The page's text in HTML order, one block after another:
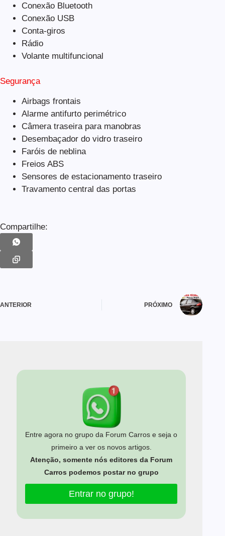
Conexão Bluetooth
Conexão USB
Conta-giros
Rádio
Volante multifuncional
Segurança
Airbags frontais
Alarme antifurto perimétrico
Câmera traseira para manobras
Desembaçador do vidro traseiro
Faróis de neblina
Freios ABS
Sensores de estacionamento traseiro
Travamento central das portas
Compartilhe:
ANTERIOR PRÓXIMO
Entre agora no grupo da Forum Carros e seja o
primeiro a ver os novos artigos.
Atenção, somente nós editores da Forum
Carros podemos postar no grupo
Entrar no grupo!